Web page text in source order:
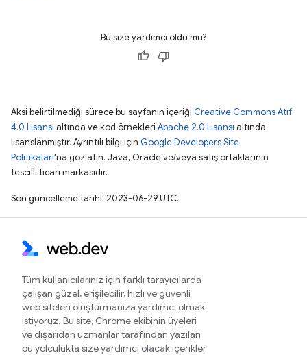
Bu size yardımcı oldu mu?
Aksi belirtilmediği sürece bu sayfanın içeriği Creative Commons Atıf
4.0 Lisansı altında ve kod örnekleri Apache 2.0 Lisansı altında
lisanslanmıştır. Ayrıntılı bilgi için Google Developers Site
Politikaları'na göz atın. Java, Oracle ve/veya satış ortaklarının
tescilli ticari markasıdır.
Son güncelleme tarihi: 2023-06-29 UTC.
Tüm kullanıcılarınız için farklı tarayıcılarda
çalışan güzel, erişilebilir, hızlı ve güvenli
web siteleri oluşturmanıza yardımcı olmak
istiyoruz. Bu site, Chrome ekibinin üyeleri
ve dışarıdan uzmanlar tarafından yazılan
bu yolculukta size yardımcı olacak içerikler